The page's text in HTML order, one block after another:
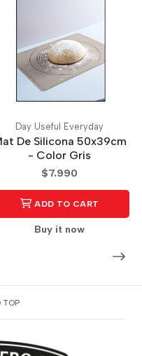
Day Useful Everyday
De Silicona 50x39cm
- Color Gris
$7.990
ADD TO CART
Buy it now
TOP